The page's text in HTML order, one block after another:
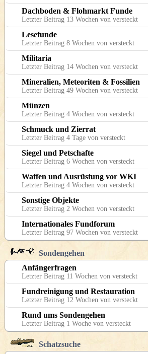
Dachboden & Flohmarkt Funde
Letzter Beitrag 13 Wochen von versteckt
Lesefunde
Letzter Beitrag 8 Wochen von versteckt
Militaria
Letzter Beitrag 14 Wochen von versteckt
Mineralien, Meteoriten & Fossilien
Letzter Beitrag 49 Wochen von versteckt
Münzen
Letzter Beitrag 4 Wochen von versteckt
Schmuck und Zierrat
Letzter Beitrag 4 Tage von versteckt
Siegel und Petschafte
Letzter Beitrag 6 Wochen von versteckt
Waffen und Ausrüstung vor WKI
Letzter Beitrag 4 Wochen von versteckt
Sonstige Objekte
Letzter Beitrag 2 Wochen von versteckt
Internationales Fundforum
Letzter Beitrag 97 Wochen von versteckt
Sondengehen
Anfängerfragen
Letzter Beitrag 11 Wochen von versteckt
Fundreinigung und Restauration
Letzter Beitrag 12 Wochen von versteckt
Rund ums Sondengehen
Letzter Beitrag 1 Woche von versteckt
Schatzsuche